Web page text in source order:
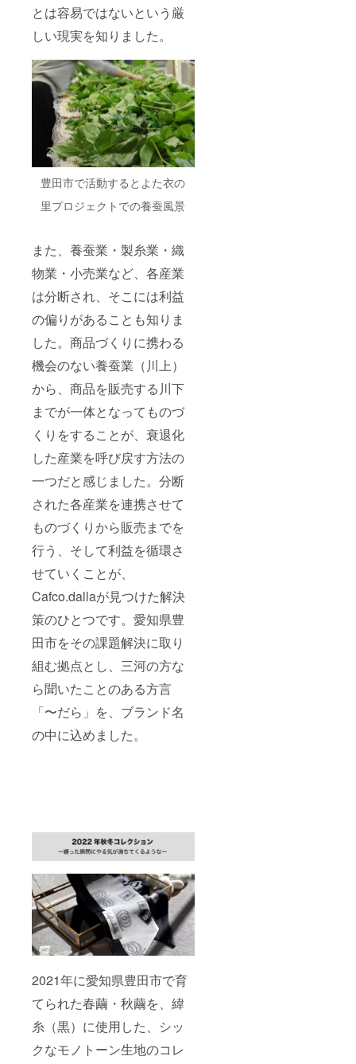
とは容易ではないという厳
しい現実を知りました。
豊田市で活動するとよた衣の
里プロジェクトでの養蚕風景
また、養蚕業・製糸業・織
物業・小売業など、各産業
は分断され、そこには利益
の偏りがあることも知りま
した。商品づくりに携わる
機会のない養蚕業（川上）
から、商品を販売する川下
までが一体となってものづ
くりをすることが、衰退化
した産業を呼び戻す方法の
一つだと感じました。分断
された各産業を連携させて
ものづくりから販売までを
行う、そして利益を循環さ
せていくことが、
Cafco.dallaが見つけた解決
策のひとつです。愛知県豊
田市をその課題解決に取り
組む拠点とし、三河の方な
ら聞いたことのある方言
「〜だら」を、ブランド名
の中に込めました。
2021年に愛知県豊田市で育
てられた春繭・秋繭を、緯
糸（黒）に使用した、シッ
クなモノトーン生地のコレ